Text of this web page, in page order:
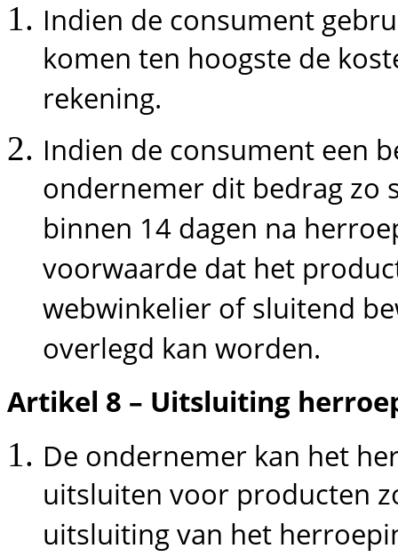
Indien de consument
komen ten hoogste de
rekening.
Indien de consument een
ondernemer dit bedrag zo
binnen 14 dagen na
voorwaarde dat het
webwinkelier of sluitend
overlegd kan worden.
Artikel 8 – Uitsluiting
De ondernemer kan het
uitsluiten voor producten
uitsluiting van het